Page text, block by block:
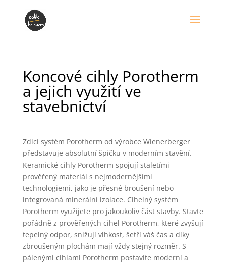
Koncové cihly Porotherm
a jejich využití ve
stavebnictví
Zdicí systém Porotherm od výrobce Wienerberger
představuje absolutní špičku v moderním stavění.
Keramické cihly Porotherm spojují staletími
prověřený materiál s nejmodernějšími
technologiemi, jako je přesné broušení nebo
integrovaná minerální izolace. Cihelný systém
Porotherm využijete pro jakoukoliv část stavby. Stavte
pořádně z prověřených cihel Porotherm, které zvyšují
tepelný odpor, snižují vlhkost, šetří váš čas a díky
zbroušeným plochám mají vždy stejný rozměr. S
pálenými cihlami Porotherm postavíte moderní a